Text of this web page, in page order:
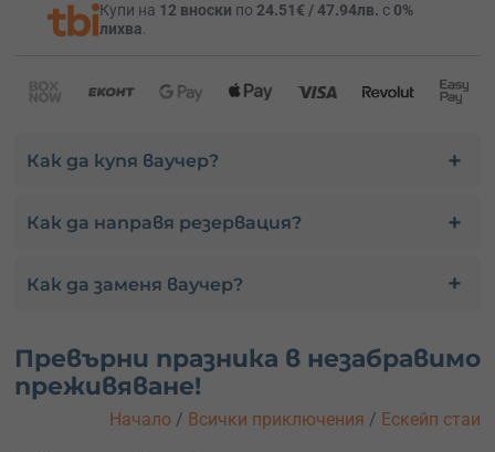
Купи на 12 вноски по 24.51€ / 47.94лв. с 0%
лихва.
Как да купя ваучер?
Как да направя резервация?
Как да заменя ваучер?
Превърни празника в незабравимо
преживяване!
Начало / Всички приключения / Ескейп стаи